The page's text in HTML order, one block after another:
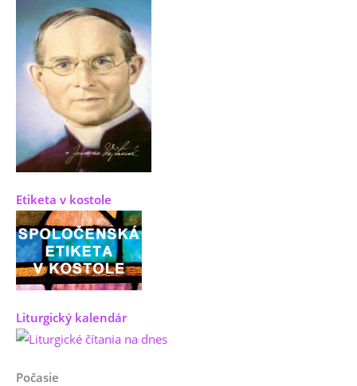
Etiketa v kostole
Liturgický kalendár
Počasie